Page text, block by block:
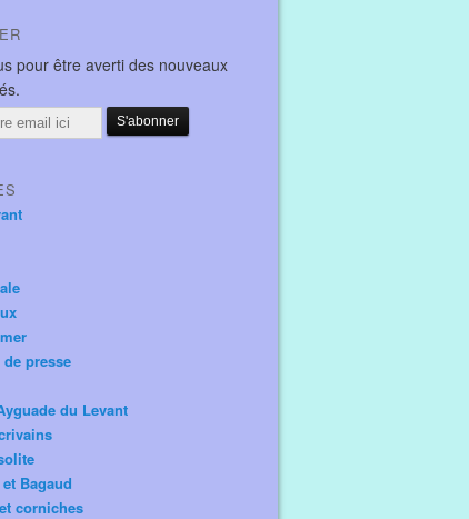
pour être averti des nouveaux
presse
du Levant
Bagaud
corniches